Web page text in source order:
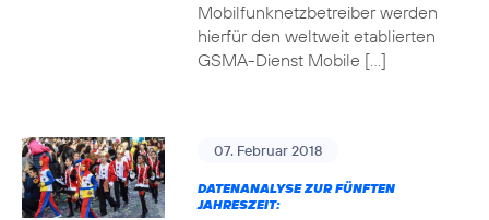
Mobilfunknetzbetreiber werden
hierfür den weltweit etablierten
GSMA-Dienst Mobile […]
07. Februar 2018
DATENANALYSE ZUR FÜNFTEN
JAHRESZEIT: